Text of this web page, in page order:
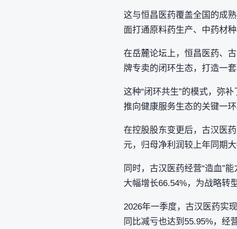
这与恒昌医药覆盖全国的成
面打通原料药生产、中药材
在岳麓论坛上，恒昌医药、
牌专卖的闭环生态，打造一
这种“闭环共生”的模式，弥
推向健康服务生态的关键一环
在控股股东变更后，古汉医
元，归母净利润较上年同期
同时，古汉医药经营“造血”
大幅增长66.54%，为战略转
2026年一季度，古汉医药实
同比减亏也达到55.95%，经